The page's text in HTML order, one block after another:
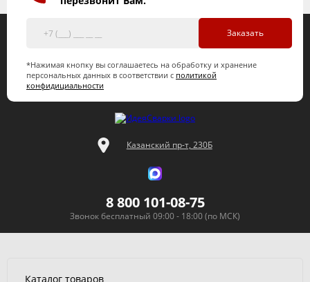
Заказать
*Нажимая кнопку вы соглашаетесь на обработку и хранение
персональных данных в соответствии с политикой
конфидициальности
Казанский пр-т, 230Б
8 800 101-08-75
Звонок бесплатный 09:00 - 18:00 (по МСК)
Каталог товаров